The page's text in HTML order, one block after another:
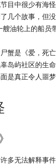
目中很少有海
几个故事，但
艘油轮上的船员
蟹是《爱，死
岛屿社区的生
是真正令人噩梦
多无法解释事